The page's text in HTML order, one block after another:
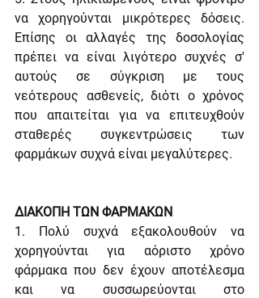
να χορηγούνται μικρότερες δόσεις.
Επίσης οι αλλαγές της δοσολογίας
πρέπει να είναι λιγότερο συχνές σ'
αυτούς σε σύγκριση με τους
νεότερους ασθενείς, διότι ο χρόνος
που απαιτείται για να επιτευχθούν
σταθερές συγκεντρώσεις των
φαρμάκων συχνά είναι μεγαλύτερες.
ΔΙΑΚΟΠΗ ΤΩΝ ΦΑΡΜΑΚΩΝ
1. Πολύ συχνά εξακολουθούν να
χορηγούνται για αόριστο χρόνο
φάρμακα που δεν έχουν αποτέλεσμα
και να συσσωρεύονται στο